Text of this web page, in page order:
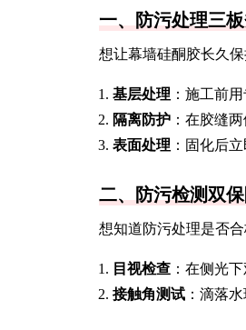
一、防污处理三
想让幕墙硅酮胶长久
基层处理 ：施工前
隔离防护 ：在胶缝
表面处理 ：固化后
二、防污检测双
想知道防污处理是否
目视检查 ：在侧光
接触角测试 ：滴落